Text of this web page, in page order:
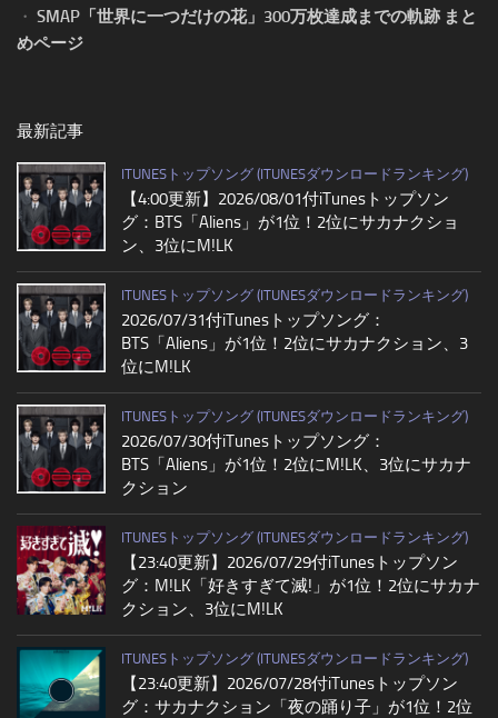
・ SMAP「世界に一つだけの花」300万枚達成までの軌跡 まと
めページ
最新記事
ITUNESトップソング (ITUNESダウンロードランキング)
【4:00更新】2026/08/01付iTunesトップソン
グ：BTS「Aliens」が1位！2位にサカナクショ
ン、3位にM!LK
ITUNESトップソング (ITUNESダウンロードランキング)
2026/07/31付iTunesトップソング：
BTS「Aliens」が1位！2位にサカナクション、3
位にM!LK
ITUNESトップソング (ITUNESダウンロードランキング)
2026/07/30付iTunesトップソング：
BTS「Aliens」が1位！2位にM!LK、3位にサカナ
クション
ITUNESトップソング (ITUNESダウンロードランキング)
【23:40更新】2026/07/29付iTunesトップソン
グ：M!LK「好きすぎて滅!」が1位！2位にサカナ
クション、3位にM!LK
ITUNESトップソング (ITUNESダウンロードランキング)
【23:40更新】2026/07/28付iTunesトップソン
グ：サカナクション「夜の踊り子」が1位！2位